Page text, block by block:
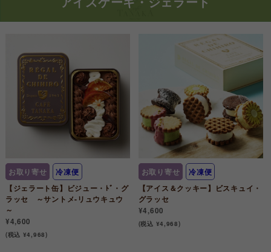
お取り寄せ
冷凍便
【ジェラート缶】ビジュー・ﾄﾞ・グ
ラッセ ～サントメ-リュウキュウ
～
¥4,600
(税込 ¥4,968)
お取り寄せ
冷凍便
【アイス＆クッキー】ビスキュイ・
グラッセ
¥4,600
(税込 ¥4,968)